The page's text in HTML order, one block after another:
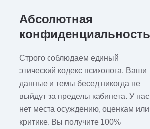
Абсолютная
конфиденциальность
Строго соблюдаем единый
этический кодекс психолога. Ваши
данные и темы бесед никогда не
выйдут за пределы кабинета. У нас
нет места осуждению, оценкам или
критике. Вы получите 100%